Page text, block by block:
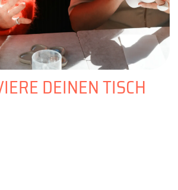
DEINEN TISCH